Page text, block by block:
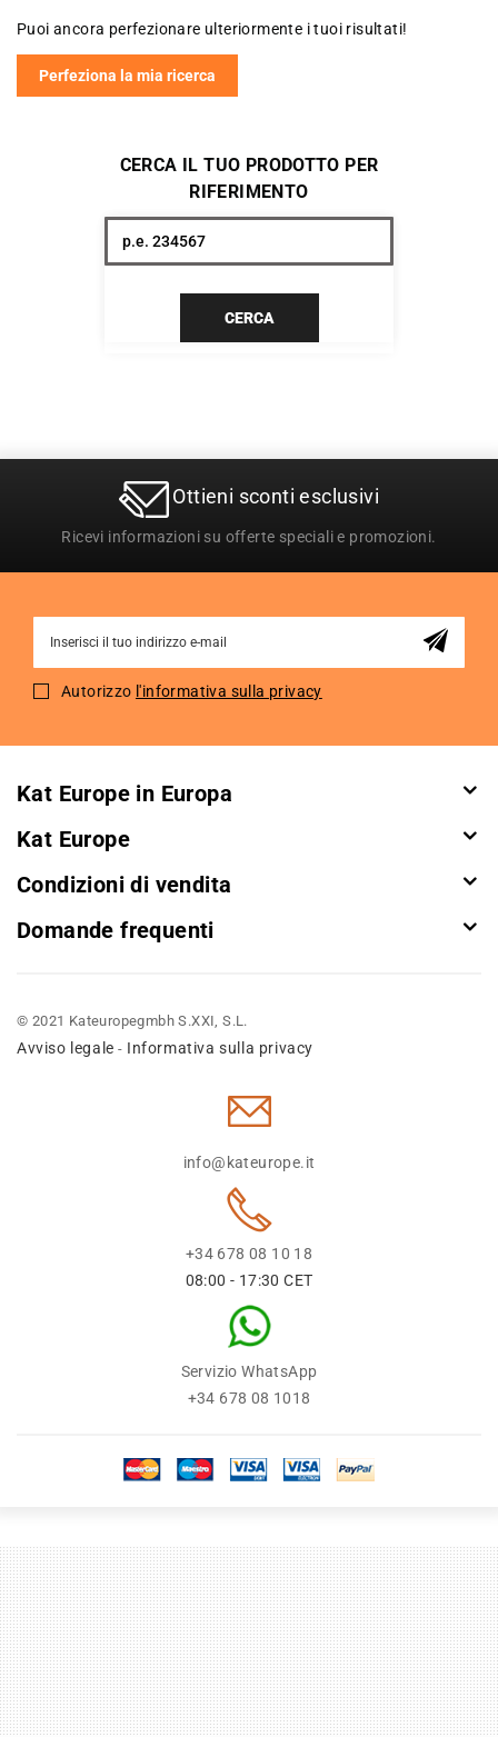
Puoi ancora perfezionare ulteriormente i tuoi risultati!
Perfeziona la mia ricerca
CERCA IL TUO PRODOTTO PER
RIFERIMENTO
CERCA
Ottieni sconti esclusivi
Ricevi informazioni su offerte speciali e promozioni.
for
Autorizzo l'informativa sulla privacy
Kat Europe in Europa
Kat Europe
Condizioni di vendita
Domande frequenti
© 2021 Kateuropegmbh S.XXI, S.L.
Avviso legale - Informativa sulla privacy
info@kateurope.it
+34 678 08 10 18
08:00 - 17:30 CET
Servizio WhatsApp
+34 678 08 1018